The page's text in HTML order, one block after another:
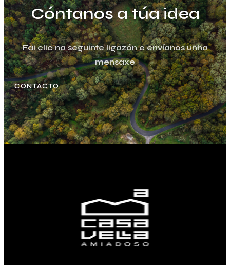
Cóntanos a túa idea
Fai clic na seguinte ligazón e envíanos unha
mensaxe
CONTACTO